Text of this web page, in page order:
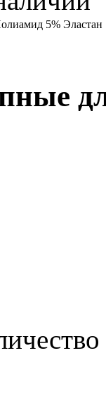
5% Эластан